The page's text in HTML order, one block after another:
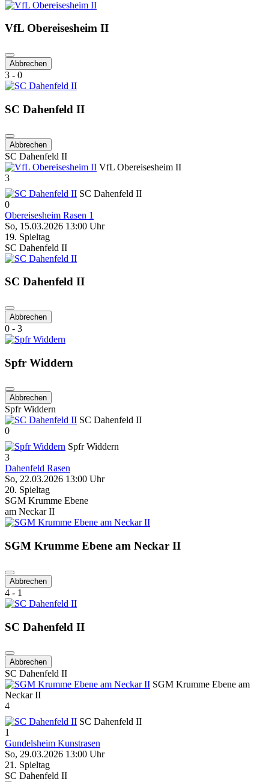
VfL Obereisesheim II
Abbrechen
3 - 0
SC Dahenfeld II
Abbrechen
SC Dahenfeld II
VfL Obereisesheim II
3
SC Dahenfeld II
0
Obereisesheim Rasen 1
So, 15.03.2026 13:00 Uhr
19. Spieltag
SC Dahenfeld II
SC Dahenfeld II
Abbrechen
0 - 3
Spfr Widdern
Abbrechen
Spfr Widdern
SC Dahenfeld II
0
Spfr Widdern
3
Dahenfeld Rasen
So, 22.03.2026 13:00 Uhr
20. Spieltag
SGM Krumme Ebene
am Neckar II
SGM Krumme Ebene am Neckar II
Abbrechen
4 - 1
SC Dahenfeld II
Abbrechen
SC Dahenfeld II
SGM Krumme Ebene am
Neckar II
4
SC Dahenfeld II
1
Gundelsheim Kunstrasen
So, 29.03.2026 13:00 Uhr
21. Spieltag
SC Dahenfeld II